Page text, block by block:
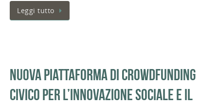
Leggi tutto
Nuova piattaforma di crowdfunding
civico per l’innovazione sociale e il